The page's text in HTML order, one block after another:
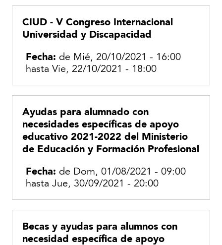
CIUD - V Congreso Internacional
Universidad y Discapacidad
Fecha: de Mié, 20/10/2021 - 16:00
hastaVie, 22/10/2021 - 18:00
Ayudas para alumnado con
necesidades específicas de apoyo
educativo 2021-2022 del Ministerio
de Educación y Formación Profesional
Fecha: de Dom, 01/08/2021 - 09:00
hastaJue, 30/09/2021 - 20:00
Becas y ayudas para alumnos con
necesidad específica de apoyo